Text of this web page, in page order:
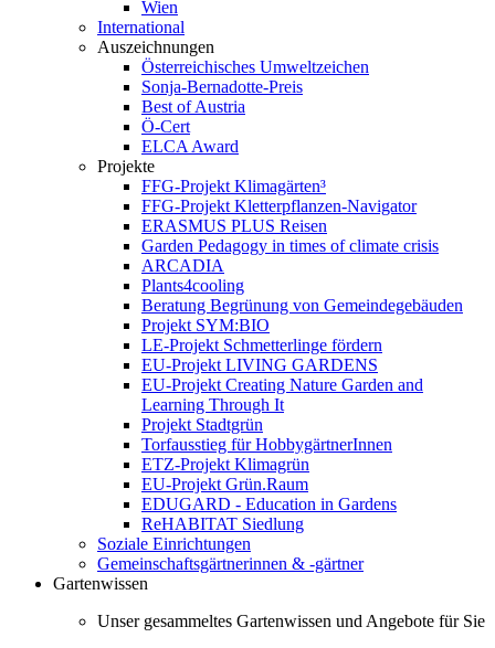
Wien
International
Auszeichnungen
Österreichisches Umweltzeichen
Sonja-Bernadotte-Preis
Best of Austria
Ö-Cert
ELCA Award
Projekte
FFG-Projekt Klimagärten³
FFG-Projekt Kletterpflanzen-Navigator
ERASMUS PLUS Reisen
Garden Pedagogy in times of climate crisis
ARCADIA
Plants4cooling
Beratung Begrünung von Gemeindegebäuden
Projekt SYM:BIO
LE-Projekt Schmetterlinge fördern
EU-Projekt LIVING GARDENS
EU-Projekt Creating Nature Garden and
Learning Through It
Projekt Stadtgrün
Torfausstieg für HobbygärtnerInnen
ETZ-Projekt Klimagrün
EU-Projekt Grün.Raum
EDUGARD - Education in Gardens
ReHABITAT Siedlung
Soziale Einrichtungen
Gemeinschaftsgärtnerinnen & -gärtner
Gartenwissen
Unser gesammeltes Gartenwissen und Angebote für Sie